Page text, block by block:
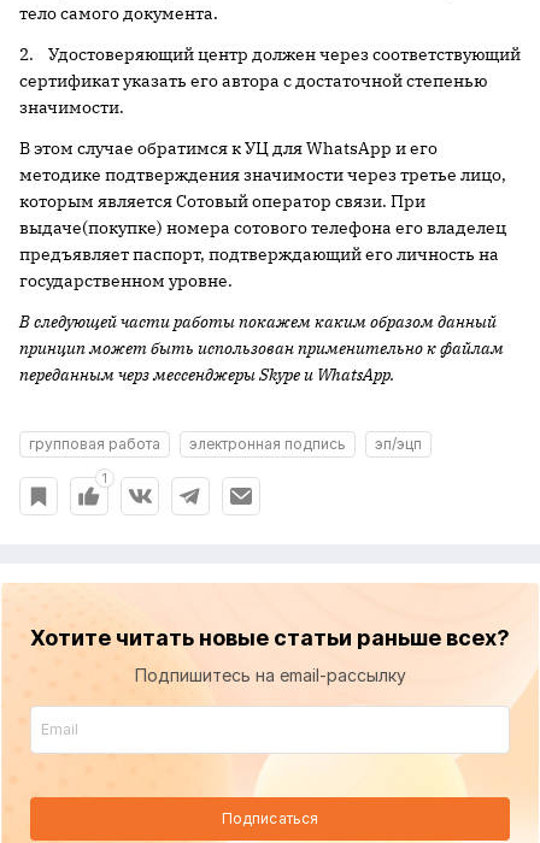
тело самого документа.
2. Удостоверяющий центр должен через соответствующий
сертификат указать его автора с достаточной степенью
значимости.
В этом случае обратимся к УЦ для WhatsApp и его
методике подтверждения значимости через третье лицо,
которым является Сотовый оператор связи. При
выдаче(покупке) номера сотового телефона его владелец
предъявляет паспорт, подтверждающий его личность на
государственном уровне.
В следующей части работы покажем каким образом данный
принцип может быть использован применительно к файлам
переданным черз мессенджерыSkypeи WhatsApp.
групповая работа электронная подпись эп/эцп
1
Хотите читать новые статьи раньше всех?
Подпишитесь на email-рассылку
Подписаться